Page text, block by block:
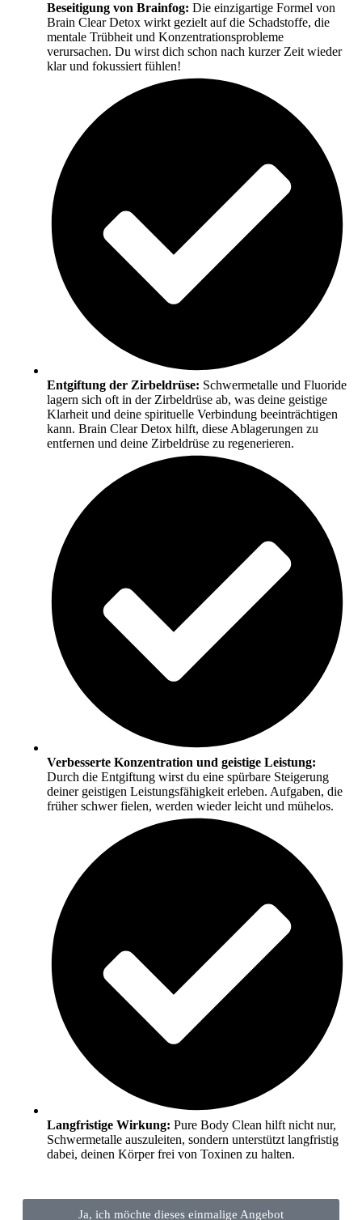
Beseitigung von Brainfog: Die einzigartige Formel von
Brain Clear Detox wirkt gezielt auf die Schadstoffe, die
mentale Trübheit und Konzentrationsprobleme
verursachen. Du wirst dich schon nach kurzer Zeit wieder
klar und fokussiert fühlen!
Entgiftung der Zirbeldrüse: Schwermetalle und Fluoride
lagern sich oft in der Zirbeldrüse ab, was deine geistige
Klarheit und deine spirituelle Verbindung beeinträchtigen
kann. Brain Clear Detox hilft, diese Ablagerungen zu
entfernen und deine Zirbeldrüse zu regenerieren.
Verbesserte Konzentration und geistige Leistung:
Durch die Entgiftung wirst du eine spürbare Steigerung
deiner geistigen Leistungsfähigkeit erleben. Aufgaben, die
früher schwer fielen, werden wieder leicht und mühelos.
Langfristige Wirkung: Pure Body Clean hilft nicht nur,
Schwermetalle auszuleiten, sondern unterstützt langfristig
dabei, deinen Körper frei von Toxinen zu halten.
Ja, ich möchte dieses einmalige Angebot